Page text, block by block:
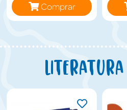
Comprar